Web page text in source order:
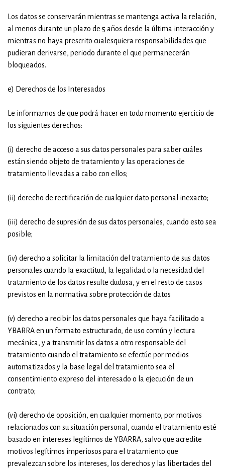
Los datos se conservarán mientras se mantenga activa la relación,
al menos durante un plazo de 5 años desde la última interacción y
mientras no haya prescrito cualesquiera responsabilidades que
pudieran derivarse, periodo durante el que permanecerán
bloqueados.
e) Derechos de los Interesados
Le informamos de que podrá hacer en todo momento ejercicio de
los siguientes derechos:
(i) derecho de acceso a sus datos personales para saber cuáles
están siendo objeto de tratamiento y las operaciones de
tratamiento llevadas a cabo con ellos;
(ii) derecho de rectificación de cualquier dato personal inexacto;
(iii) derecho de supresión de sus datos personales, cuando esto sea
posible;
(iv) derecho a solicitar la limitación del tratamiento de sus datos
personales cuando la exactitud, la legalidad o la necesidad del
tratamiento de los datos resulte dudosa, y en el resto de casos
previstos en la normativa sobre protección de datos
(v) derecho a recibir los datos personales que haya facilitado a
YBARRA en un formato estructurado, de uso común y lectura
mecánica, y a transmitir los datos a otro responsable del
tratamiento cuando el tratamiento se efectúe por medios
automatizados y la base legal del tratamiento sea el
consentimiento expreso del interesado o la ejecución de un
contrato;
(vi) derecho de oposición, en cualquier momento, por motivos
relacionados con su situación personal, cuando el tratamiento esté
basado en intereses legítimos de YBARRA, salvo que acredite
motivos legítimos imperiosos para el tratamiento que
prevalezcan sobre los intereses, los derechos y las libertades del